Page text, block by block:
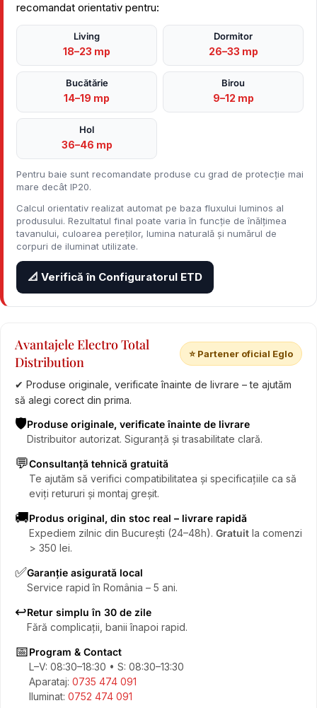
recomandat orientativ pentru:
Living
18–23 mp
Dormitor
26–33 mp
Bucătărie
14–19 mp
Birou
9–12 mp
Hol
36–46 mp
Pentru baie sunt recomandate produse cu grad de protecție mai
mare decât IP20.
Calcul orientativ realizat automat pe baza fluxului luminos al
produsului. Rezultatul final poate varia în funcție de înălțimea
tavanului, culoarea pereților, lumina naturală și numărul de
corpuri de iluminat utilizate.
📐 Verifică în Configuratorul ETD
Avantajele Electro Total
Distribution
⭐ Partener oficial Eglo
✔ Produse originale, verificate înainte de livrare – te ajutăm
să alegi corect din prima.
🛡️Produse originale, verificate înainte de livrare
Distribuitor autorizat. Siguranță și trasabilitate clară.
💬Consultanță tehnică gratuită
Te ajutăm să verifici compatibilitatea și specificațiile ca să
eviți retururi și montaj greșit.
🚚Produs original, din stoc real – livrare rapidă
Expediem zilnic din București (24–48h). Gratuit la comenzi
> 350 lei.
✅Garanție asigurată local
Service rapid în România – 5 ani.
↩️Retur simplu în 30 de zile
Fără complicații, banii înapoi rapid.
📅Program & Contact
L–V: 08:30–18:30 • S: 08:30–13:30
Aparataj: 0735 474 091
Iluminat: 0752 474 091